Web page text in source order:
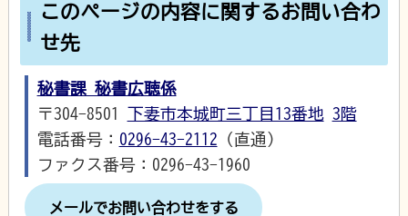
このページの内容に関するお問い合わ
せ先
秘書課 秘書広聴係
〒304-8501
下妻市本城町三丁目13番地 3階
電話番号： 0296-43-2112 （直通）
ファクス番号：0296-43-1960
メールでお問い合わせをする